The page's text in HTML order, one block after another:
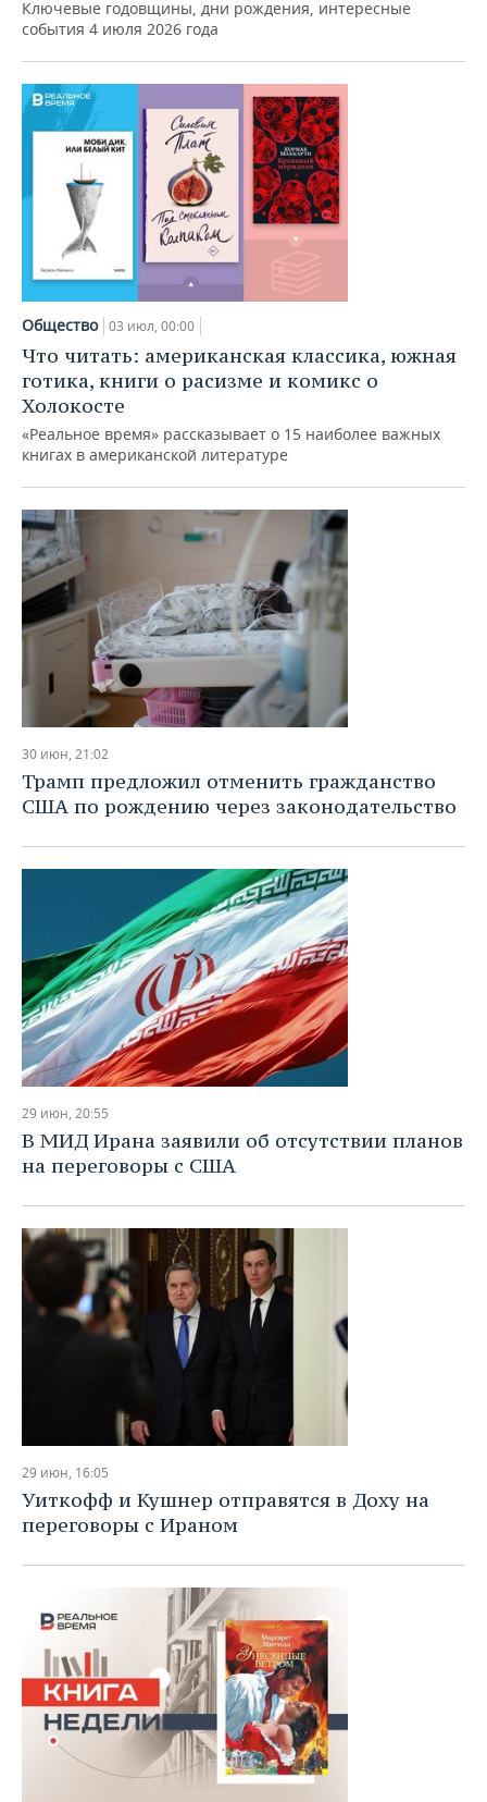
Ключевые годовщины, дни рождения, интересные
события 4 июля 2026 года
Общество 03 июл, 00:00
Что читать: американская классика, южная
готика, книги о расизме и комикс о
Холокосте
«Реальное время» рассказывает о 15 наиболее важных
книгах в американской литературе
30 июн, 21:02
Трамп предложил отменить гражданство
США по рождению через законодательство
29 июн, 20:55
В МИД Ирана заявили об отсутствии планов
на переговоры с США
29 июн, 16:05
Уиткофф и Кушнер отправятся в Доху на
переговоры с Ираном